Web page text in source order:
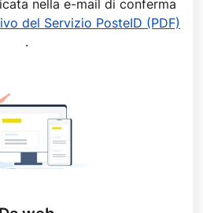
nella e-mail di conferma
del Servizio PosteID (PDF)
.